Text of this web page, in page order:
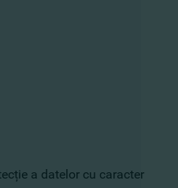
a datelor cu caracter